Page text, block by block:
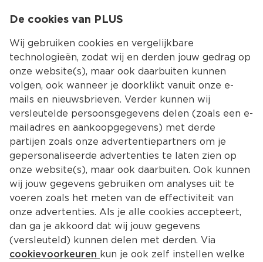
Kies jouw
De cookies van PLUS
Wij gebruiken cookies en vergelijkbare
technologieën, zodat wij en derden jouw gedrag op
onze website(s), maar ook daarbuiten kunnen
volgen, ook wanneer je doorklikt vanuit onze e-
mails en nieuwsbrieven. Verder kunnen wij
versleutelde persoonsgegevens delen (zoals een e-
mailadres en aankoopgegevens) met derde
partijen zoals onze advertentiepartners om je
gepersonaliseerde advertenties te laten zien op
onze website(s), maar ook daarbuiten. Ook kunnen
wij jouw gegevens gebruiken om analyses uit te
voeren zoals het meten van de effectiviteit van
onze advertenties. Als je alle cookies accepteert,
dan ga je akkoord dat wij jouw gegevens
(versleuteld) kunnen delen met derden. Via
cookievoorkeuren kun je ook zelf instellen welke